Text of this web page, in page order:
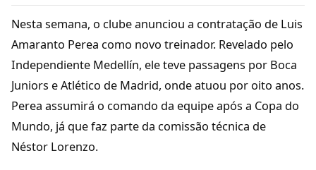
Nesta semana, o clube anunciou a contratação de Luis
Amaranto Perea como novo treinador. Revelado pelo
Independiente Medellín, ele teve passagens por Boca
Juniors e Atlético de Madrid, onde atuou por oito anos.
Perea assumirá o comando da equipe após a Copa do
Mundo, já que faz parte da comissão técnica de
Néstor Lorenzo.